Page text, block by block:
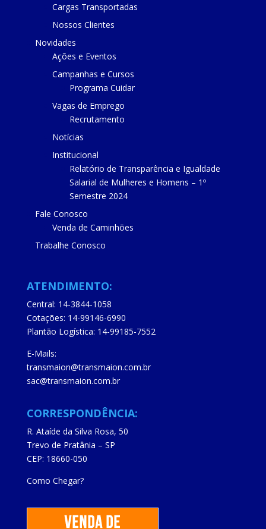
Cargas Transportadas
Nossos Clientes
Novidades
Ações e Eventos
Campanhas e Cursos
Programa Cuidar
Vagas de Emprego
Recrutamento
Notícias
Institucional
Relatório de Transparência e Igualdade
Salarial de Mulheres e Homens – 1º
Semestre 2024
Fale Conosco
Venda de Caminhões
Trabalhe Conosco
ATENDIMENTO:
Central: 14-3844-1058
Cotações: 14-99146-6990
Plantão Logística: 14-99185-7552
E-Mails:
transmaion@transmaion.com.br
sac@transmaion.com.br
CORRESPONDÊNCIA:
R. Ataíde da Silva Rosa, 50
Trevo de Pratânia – SP
CEP: 18660-050
Como Chegar?